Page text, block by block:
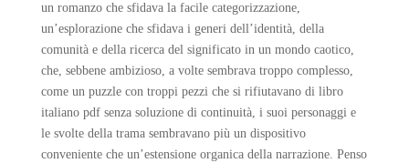
un romanzo che sfidava la facile categorizzazione,
un’esplorazione che sfidava i generi dell’identità, della
comunità e della ricerca del significato in un mondo caotico,
che, sebbene ambizioso, a volte sembrava troppo complesso,
come un puzzle con troppi pezzi che si rifiutavano di libro
italiano pdf senza soluzione di continuità, i suoi personaggi e
le svolte della trama sembravano più un dispositivo
conveniente che un’estensione organica della narrazione. Penso